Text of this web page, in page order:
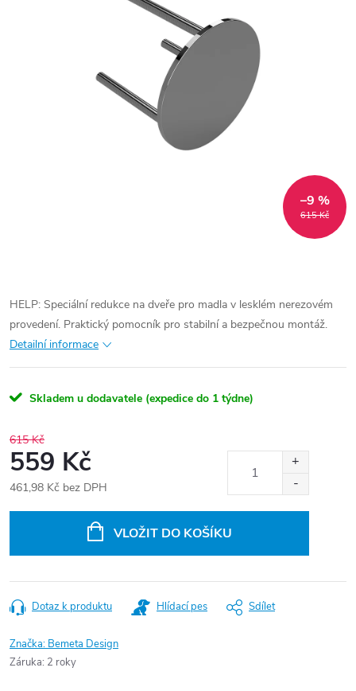
615 Kč
–9 %
HELP: Speciální redukce na dveře pro madla v lesklém nerezovém
provedení. Praktický pomocník pro stabilní a bezpečnou montáž.
Detailní informace
Skladem u dodavatele (expedice do 1 týdne)
615 Kč
559 Kč
461,98 Kč bez DPH
VLOŽIT DO KOŠÍKU
Dotaz k produktu Hlídací pes Sdílet
Značka: Bemeta Design
Záruka: 2 roky